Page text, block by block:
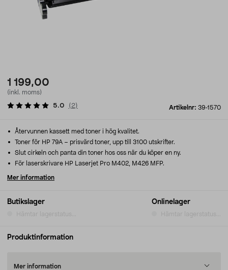
1 199,00
(inkl. moms)
Artikelnr: 39-1570
5.0 ( 2)
Butikslager
Hämtar lagerstatus...
Onlinelager
Hämtar lagerstatus...
Återvunnen kassett med toner i hög kvalitet.
Toner för HP 79A – prisvärd toner, upp till 3100 utskrifter.
Slut cirkeln och panta din toner hos oss när du köper en ny.
För laserskrivare HP Laserjet Pro M402, M426 MFP.
Mer information
Produktinformation
Mer information